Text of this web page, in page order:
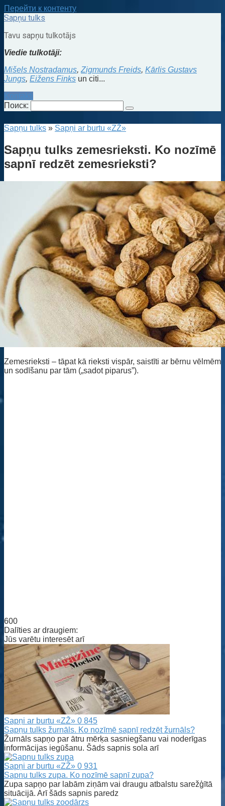
Перейти к контенту
Sapņu tulks
Tavu sapņu tulkotājs
Viedie tulkotāji:
Mišels Nostradamus, Zigmunds Freids, Kārlis Gustavs
Jungs, Eižens Finks un citi...
Kontakti
Поиск:
Sapņu tulks » Sapņi ar burtu «ZŽ»
Sapņu tulks zemesrieksti. Ko nozīmē
sapnī redzēt zemesrieksti?
Zemesrieksti – tāpat kā rieksti vispār, saistīti ar bērnu vēlmēm
un sodīšanu par tām („sadot piparus”).
600
Dalīties ar draugiem:
Jūs varētu interesēt arī
Sapņi ar burtu «ZŽ» 0 845
Sapņu tulks žurnāls. Ko nozīmē sapnī redzēt žurnāls?
Žurnāls sapņo par ātru mērķa sasniegšanu vai noderīgas
informācijas iegūšanu. Šāds sapnis sola arī
Sapņi ar burtu «ZŽ» 0 931
Sapnu tulks zupa. Ko nozīmē sapnī zupa?
Zupa sapņo par labām ziņām vai draugu atbalstu sarežģītā
situācijā. Arī šāds sapnis paredz